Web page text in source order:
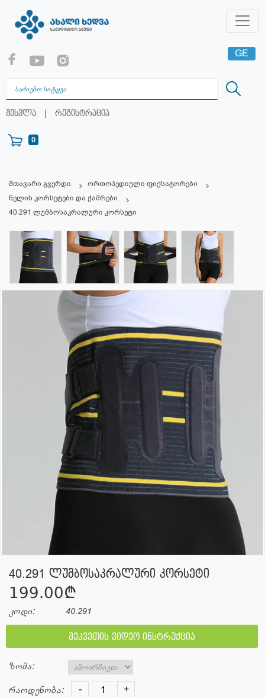
შესვლა | რეგისტრაცია
0
GE
RU
მთავარი გვერდი
ორთოპედიული ფიქსატორები
წელის კორსეტები და ქამრები
40.291 ლუმბოსაკრალური კორსეტი
40.291 ლუმბოსაკრალური კორსეტი
199.00¢
კოდი: 40.291
შეკვეთის ვიდეო ინსტრუქცია
ზომა:
რაოდენობა: - +